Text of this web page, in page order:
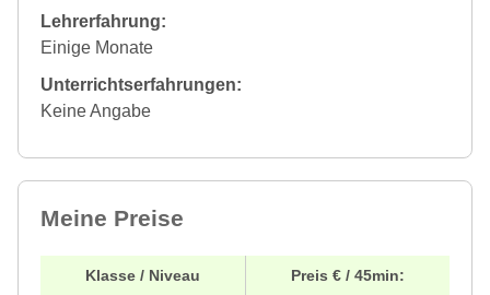
Lehrerfahrung:
Einige Monate
Unterrichtserfahrungen:
Keine Angabe
Meine Preise
Klasse / Niveau Preis € / 45min: